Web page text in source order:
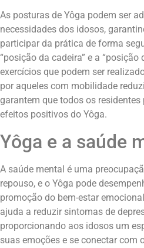
As posturas de Yôga podem ser
necessidades dos idosos,
participar da prática de forma
“posição da cadeira” e a
exercícios que podem ser
por aqueles com mobilidade
garantem que todos os
efeitos positivos do Yôga.
Yôga e a saúde
A saúde mental é uma
repouso, e o Yôga pode
promoção do bem-estar
ajuda a reduzir sintomas de
proporcionando aos idosos um
suas emoções e se conectar com